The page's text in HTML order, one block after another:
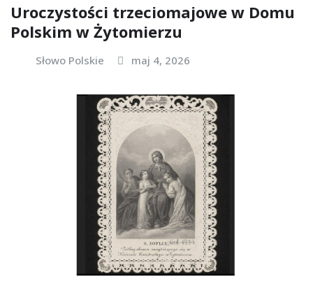
Uroczystości trzeciomajowe w Domu
Polskim w Żytomierzu
Słowo Polskie maj 4, 2026